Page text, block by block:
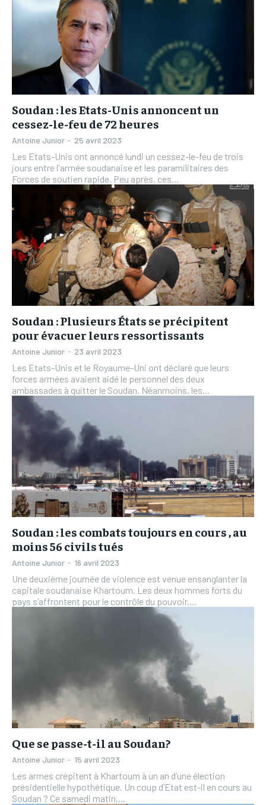
Soudan : les Etats-Unis annoncent un
cessez-le-feu de 72 heures
Antoine Junior - 25 avril 2023
Les Etats-Unis ont annoncé lundi un cessez-le-feu de trois
jours entre l'armée soudanaise et les paramilitaires des
Forces de soutien rapide. Peu après, ces...
Soudan : Plusieurs États se précipitent
pour évacuer leurs ressortissants
Antoine Junior - 23 avril 2023
Les Etats-Unis et le Royaume-Uni ont déclaré que leurs
forces armées avaient aidé le personnel des deux
ambassades à quitter le Soudan. Néanmoins, les...
Soudan : les combats toujours en cours , au
moins 56 civils tués
Antoine Junior - 16 avril 2023
Une deuxième journée de violence est venue ensanglanter la
capitale soudanaise Khartoum. Les deux hommes forts du
pays s’affrontent pour le contrôle du pouvoir....
Que se passe-t-il au Soudan?
Antoine Junior - 15 avril 2023
Les armes crépitent à Khartoum à un an d’une élection
présidentielle hypothétique. Un coup d’Etat est-il en cours au
Soudan ? Ce samedi matin,...